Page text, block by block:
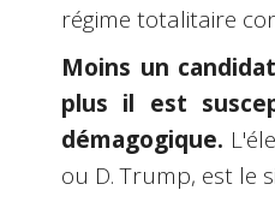
régime totalitaire
Moins un
plus il est
démagogique.
ou D. Trump, est le